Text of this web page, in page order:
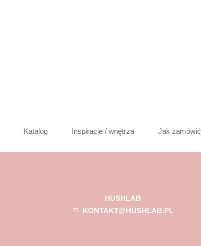
Katalog Inspiracje / wnętrza Jak zamówić
HUSHLAB
KONTAKT@HUSHLAB.PL